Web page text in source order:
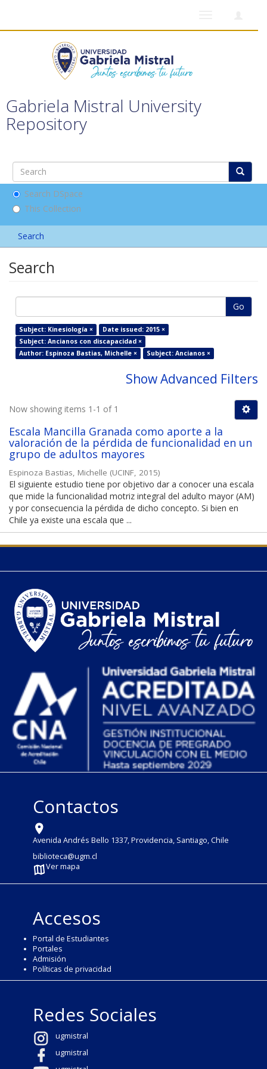
Gabriela Mistral University
Repository
Search DSpace
This Collection
Search
Search
Go
Subject: Kinesiología ×
Date issued: 2015 ×
Subject: Ancianos con discapacidad ×
Author: Espinoza Bastias, Michelle ×
Subject: Ancianos ×
Show Advanced Filters
Now showing items 1-1 of 1
Escala Mancilla Granada como aporte a la
valoración de la pérdida de funcionalidad en un
grupo de adultos mayores
Espinoza Bastias, Michelle (UCINF, 2015)
El siguiente estudio tiene por objetivo dar a conocer una escala
que mide la funcionalidad motriz integral del adulto mayor (AM)
y por consecuencia la pérdida de dicho concepto. Si bien en
Chile ya existe una escala que ...
Contactos
Avenida Andrés Bello 1337, Providencia, Santiago, Chile
biblioteca@ugm.cl
Ver mapa
Accesos
Portal de Estudiantes
Portales
Admisión
Políticas de privacidad
Redes Sociales
ugmistral
ugmistral